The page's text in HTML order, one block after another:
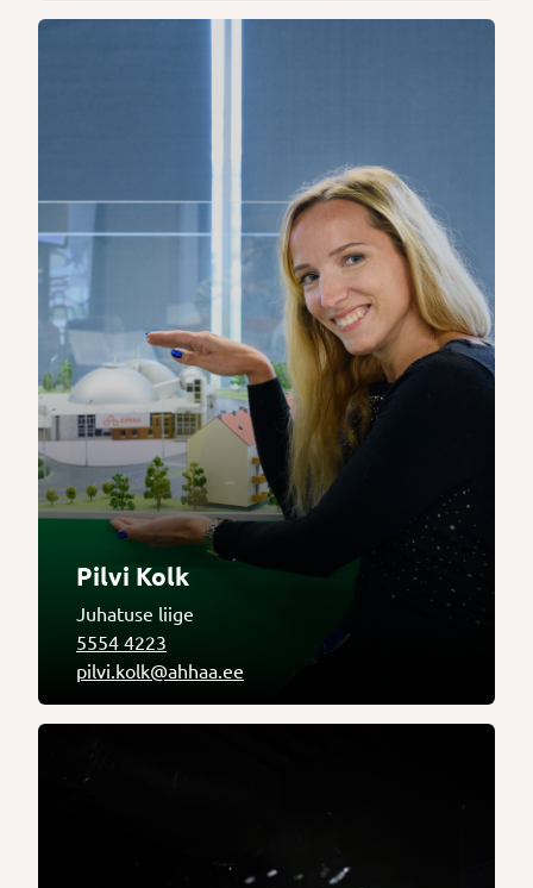
Pilvi Kolk
Juhatuse liige
5554 4223
pilvi.kolk@ahhaa.ee